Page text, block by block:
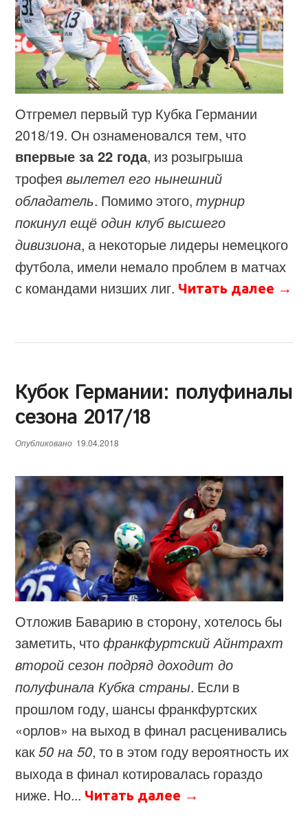
Отгремел первый тур Кубка Германии
2018/19. Он ознаменовался тем, что
впервые за 22 года, из розыгрыша
трофеявылетел его нынешний
обладатель. Помимо этого,турнир
покинул ещё один клуб высшего
дивизиона, а некоторые лидеры немецкого
футбола, имели немало проблем в матчах
с командами низших лиг. Читать далее →
Кубок Германии: полуфиналы
сезона 2017/18
Опубликовано 19.04.2018
Отложив Баварию в сторону, хотелось бы
заметить, чтофранкфуртский Айнтрахт
второй сезон подряд доходит до
полуфинала Кубка страны. Если в
прошлом году, шансы франкфуртских
«орлов» на выход в финал расценивались
как50 на 50, то в этом году вероятность их
выхода в финал котировалась гораздо
ниже. Но... Читать далее →